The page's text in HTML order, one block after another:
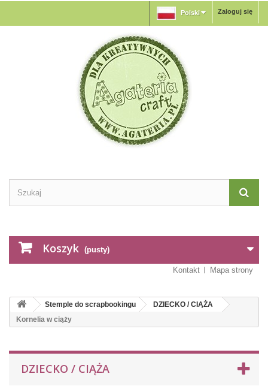
Zaloguj się
Polski
Koszyk (pusty)
Kontakt Mapa strony
Stemple do scrapbookingu
DZIECKO / CIĄŻA
Kornelia w ciąży
DZIECKO / CIĄŻA